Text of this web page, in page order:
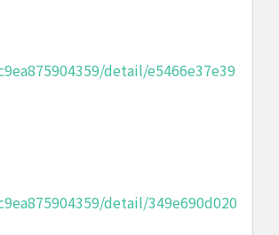
detail/e5466e37e39
detail/349e690d020